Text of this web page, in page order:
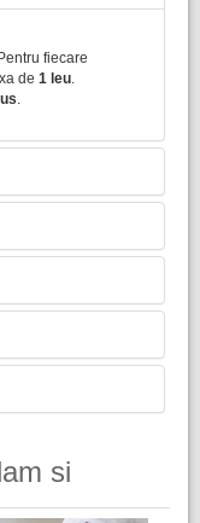
Pentru fiecare
de 1 leu
si